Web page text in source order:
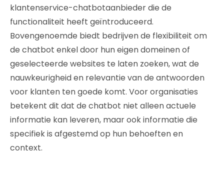
klantenservice-chatbotaanbieder die de
functionaliteit heeft geïntroduceerd.
Bovengenoemde biedt bedrijven de flexibiliteit om
de chatbot enkel door hun eigen domeinen of
geselecteerde websites te laten zoeken, wat de
nauwkeurigheid en relevantie van de antwoorden
voor klanten ten goede komt. Voor organisaties
betekent dit dat de chatbot niet alleen actuele
informatie kan leveren, maar ook informatie die
specifiek is afgestemd op hun behoeften en
context.